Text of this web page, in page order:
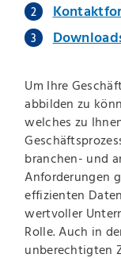
Um Ihre
abbilden zu
welches zu
branchen- und
Anforderungen
effizienten
wertvoller
Rolle. Auch in
unberechtigten